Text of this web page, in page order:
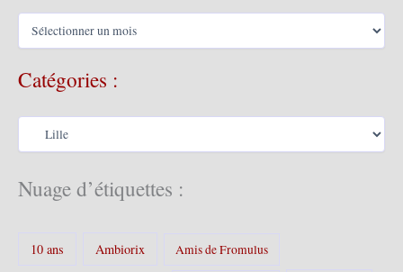
h
s
Catégories :
C
g
Nuage d’étiquettes :
10 ans Ambiorix Amis de Fromulus